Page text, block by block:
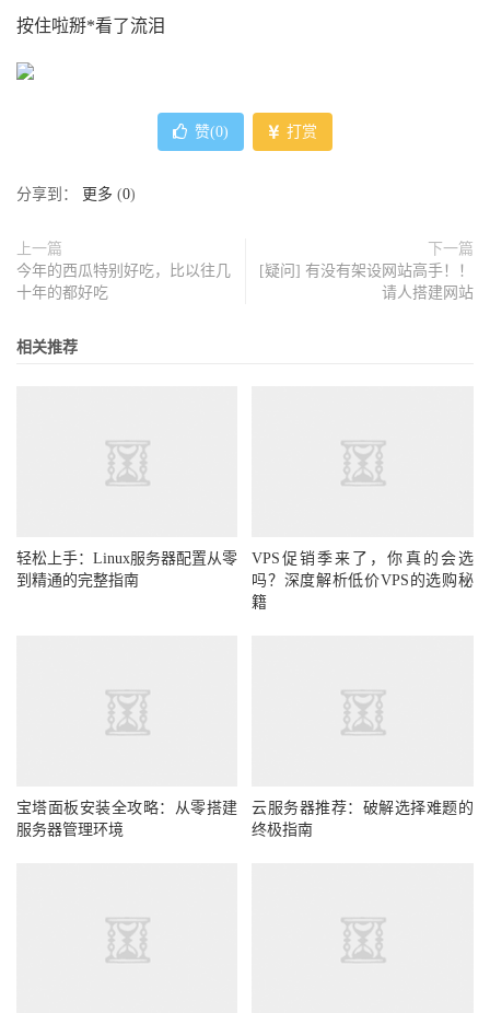
按住啦掰*看了流泪
赞(0) 打赏
分享到： 更多 (0)
上一篇
今年的西瓜特别好吃，比以往几
十年的都好吃
下一篇
[疑问] 有没有架设网站高手！！
请人搭建网站
相关推荐
轻松上手：Linux服务器配置从零
到精通的完整指南
VPS促销季来了，你真的会选
吗？深度解析低价VPS的选购秘
籍
宝塔面板安装全攻略：从零搭建
服务器管理环境
云服务器推荐：破解选择难题的
终极指南